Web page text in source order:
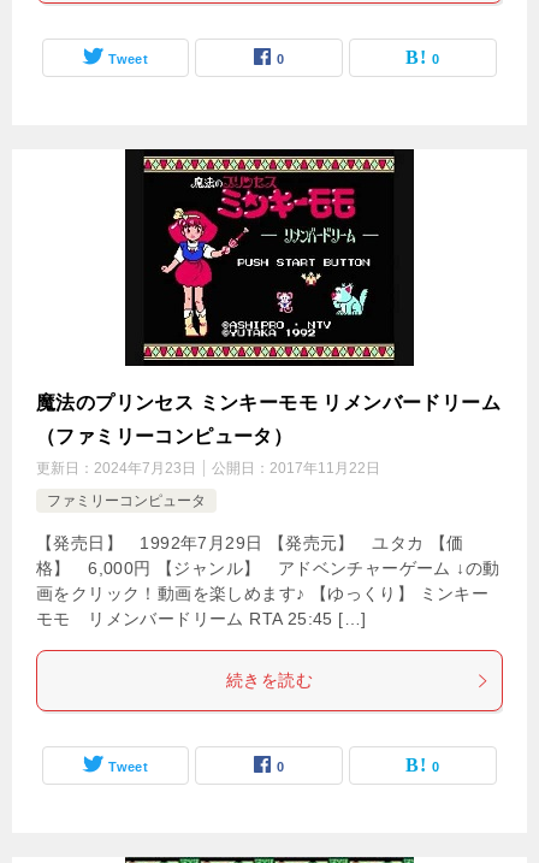
Tweet 0 0
魔法のプリンセス ミンキーモモ リメンバードリーム
（ファミリーコンピュータ）
更新日： 2024年7月23日 公開日： 2017年11月22日
ファミリーコンピュータ
【発売日】 1992年7月29日 【発売元】 ユタカ 【価
格】 6,000円 【ジャンル】 アドベンチャーゲーム ↓の動
画をクリック！動画を楽しめます♪ 【ゆっくり】 ミンキー
モモ リメンバードリーム RTA 25:45 […]
続きを読む
Tweet 0 0